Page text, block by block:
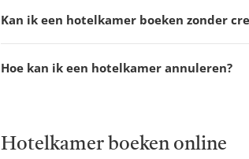
Kan ik een hotelkamer boeken zonder
Hoe kan ik een hotelkamer annuleren?
Hotelkamer boeken online